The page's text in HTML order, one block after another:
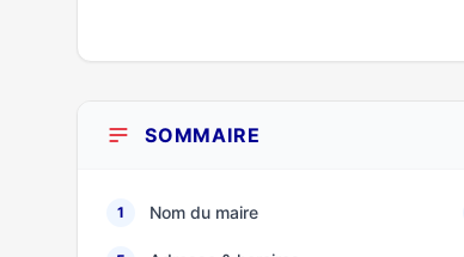
SOMMAIRE
1 Nom du maire